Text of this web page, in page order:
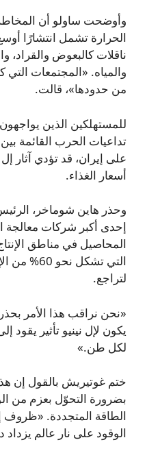
وأوضحت ساولو أن
الحرارة تشمل انتشارًا
ناقلات كالبعوض والقراد،
والمياه. «المجتمعات
من حدودها»، قالت.
للمستهلكين الذين
تداعيات الحرب القائمة
على إيران، قد تؤدي آثار
أسعار الغذاء.
وحذر هاين شوماخر،
إحدى أكبر شركات معالجة
المحاصيل في مناطق
التي تشكل
لتراجع.
«نحن نراقب هذا الأمر
يكون لإل نينيو تأثير يقود
لكل طن.»
ختم غوتيريش بالقول إن
بضرورة التحوّل بعزم من
الطاقة المتجددة.
الوقود على نار عالم يزداد